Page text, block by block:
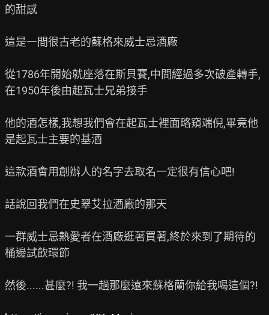
的甜感
這是一間很古老的蘇格來威士忌酒廠
從1786年開始就座落在斯貝賽,中間經過多次破產轉手,
在1950年後由起瓦士兄弟接手
他的酒怎樣,我想我們會在起瓦士裡面略窺端倪,畢竟他
是起瓦士主要的基酒
這款酒會用創辦人的名字去取名一定很有信心吧!
話說回我們在史翠艾拉酒廠的那天
一群威士忌熱愛者在酒廠逛著買著,終於來到了期待的
桶邊試飲環節
然後......甚麼?! 我一趟那麼遠來蘇格蘭你給我喝這個?!